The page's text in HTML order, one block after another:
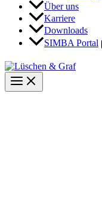
Über uns
Karriere
Downloads
SIMBA Portal